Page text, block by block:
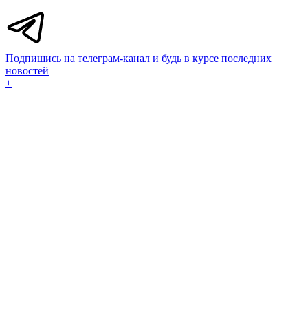
Подпишись на телеграм-канал и будь в курсе последних
новостей
+